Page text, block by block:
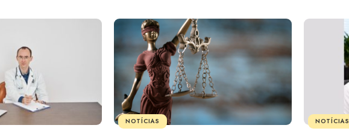
NOTÍCIAS NOTÍCIAS